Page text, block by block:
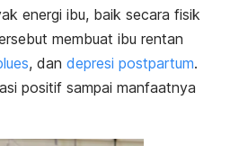
energi ibu, baik secara fisik
membuat ibu rentan
, dan depresi postpartum.
positif sampai manfaatnya